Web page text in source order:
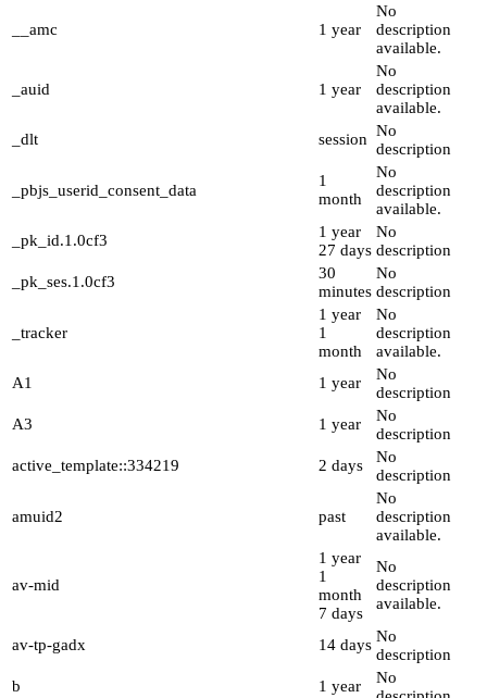
__amc 1 year
No
description
available.
_auid 1 year
No
description
available.
_dlt
session No
description
_pbjs_userid_consent_data
1
month
No
description
available.
_pk_id.1.0cf3
1 year
27 days
No
description
_pk_ses.1.0cf3
30
minutes
No
description
_tracker
1 year
1
month
No
description
available.
A1
1 year
No
description
A3
1 year
No
description
active_template::334219
2 days
No
description
amuid2 past
No
description
available.
av-mid
1 year
1
month
7 days
No
description
available.
av-tp-gadx 14 days No
description
b
1 year
No